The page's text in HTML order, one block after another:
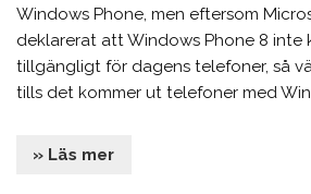
Windows Phone, men eftersom
deklarerat att Windows Phone 8 inte
tillgängligt för dagens telefoner, så
tills det kommer ut telefoner med
» Läs mer